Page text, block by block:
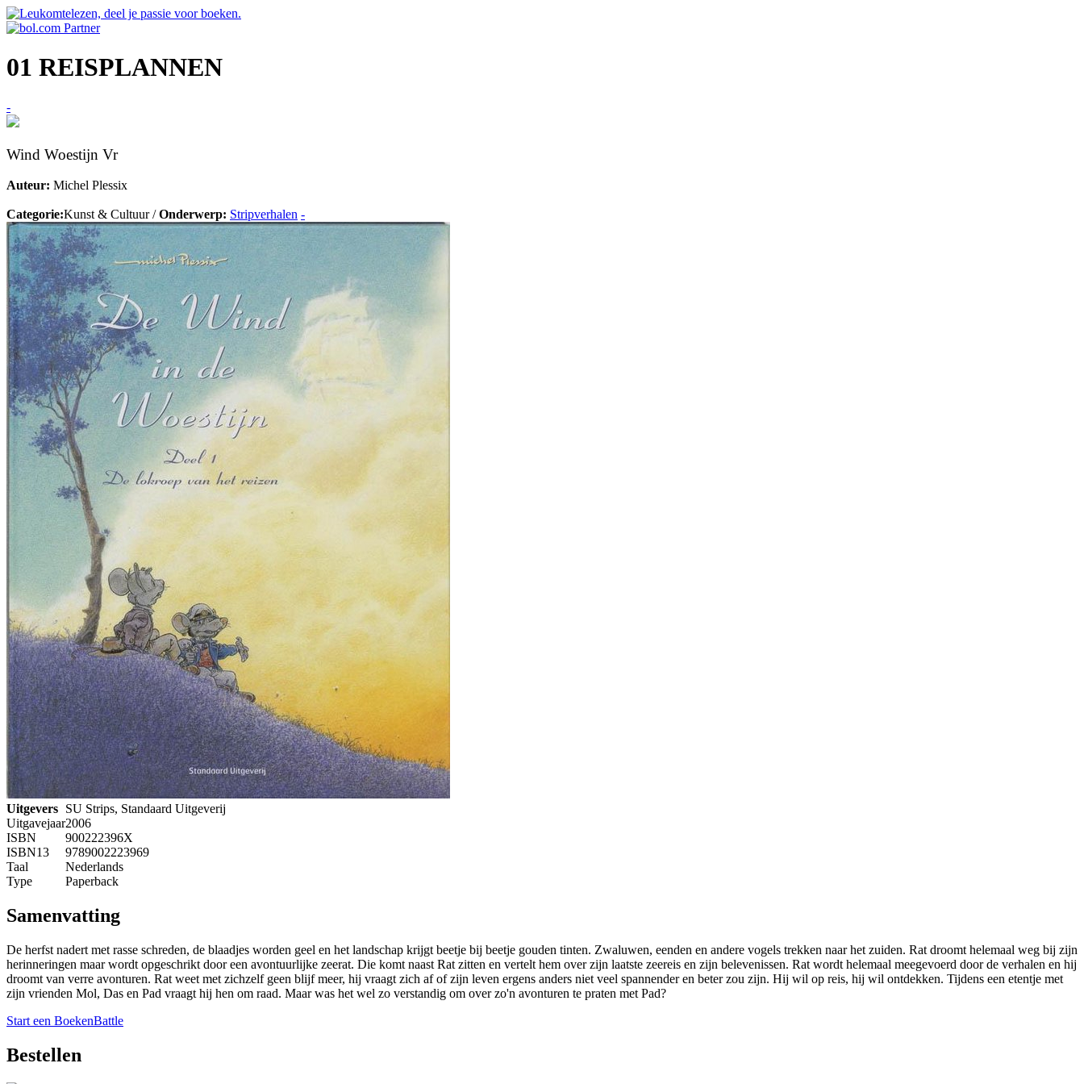
01 REISPLANNEN
-
Wind Woestijn Vr
Auteur: Michel Plessix
Categorie:Kunst & Cultuur /Onderwerp: Stripverhalen -
Uitgevers SU Strips, Standaard Uitgeverij
Uitgavejaar2006
ISBN
900222396X
ISBN13
9789002223969
Taal
Nederlands
Type
Paperback
Samenvatting
De herfst nadert met rasse schreden, de blaadjes worden geel en het landschap krijgt beetje bij beetje gouden tinten. Zwaluwen, eenden en andere vogels trekken naar het zuiden. Rat droomt helemaal weg bij zijn
herinneringen maar wordt opgeschrikt door een avontuurlijke zeerat. Die komt naast Rat zitten en vertelt hem over zijn laatste zeereis en zijn belevenissen. Rat wordt helemaal meegevoerd door de verhalen en hij
droomt van verre avonturen. Rat weet met zichzelf geen blijf meer, hij vraagt zich af of zijn leven ergens anders niet veel spannender en beter zou zijn. Hij wil op reis, hij wil ontdekken. Tijdens een etentje met
zijn vrienden Mol, Das en Pad vraagt hij hen om raad. Maar was het wel zo verstandig om over zo'n avonturen te praten met Pad?
Start een BoekenBattle
Bestellen